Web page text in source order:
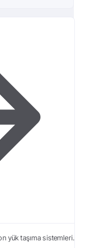
yük taşıma sistemleri.